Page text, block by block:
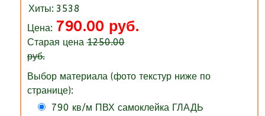
Хиты: 3538
Цена: 790.00 руб.
Старая цена1250.00
руб.
Выбор материала (фото текстур ниже по
странице):
790 кв/м ПВХ самоклейка ГЛАДЬ